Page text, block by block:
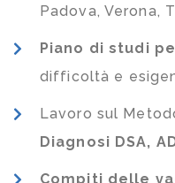
Padova, Verona,
Piano di studi
difficoltà e
Lavoro sul
Diagnosi DSA,
Compiti delle